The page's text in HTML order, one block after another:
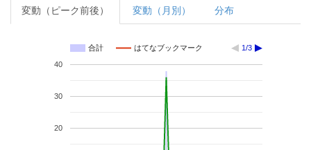
変動（ピーク前後） 変動（月別） 分布
合計 はてなブックマーク 1/3
20
30
40